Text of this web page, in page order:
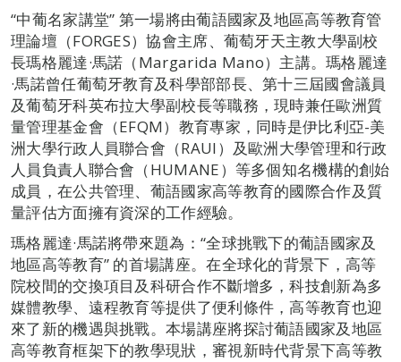
“中葡名家講堂” 第一場將由葡語國家及地區高等教育管
理論壇（FORGES）協會主席、葡萄牙天主教大學副校
長瑪格麗達·馬諾（Margarida Mano）主講。瑪格麗達
·馬諾曾任葡萄牙教育及科學部部長、第十三屆國會議員
及葡萄牙科英布拉大學副校長等職務，現時兼任歐洲質
量管理基金會（EFQM）教育專家，同時是伊比利亞-美
洲大學行政人員聯合會（RAUI）及歐洲大學管理和行政
人員負責人聯合會（HUMANE）等多個知名機構的創始
成員，在公共管理、葡語國家高等教育的國際合作及質
量評估方面擁有資深的工作經驗。
瑪格麗達·馬諾將帶來題為：“全球挑戰下的葡語國家及
地區高等教育” 的首場講座。在全球化的背景下，高等
院校間的交換項目及科研合作不斷增多，科技創新為多
媒體教學、遠程教育等提供了便利條件，高等教育也迎
來了新的機遇與挑戰。本場講座將探討葡語國家及地區
高等教育框架下的教學現狀，審視新時代背景下高等教